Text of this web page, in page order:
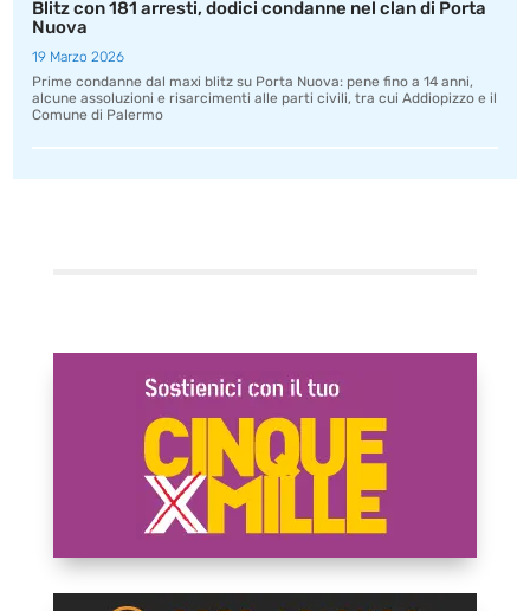
Blitz con 181 arresti, dodici condanne nel clan di Porta
Nuova
19 Marzo 2026
Prime condanne dal maxi blitz su Porta Nuova: pene fino a 14 anni,
alcune assoluzioni e risarcimenti alle parti civili, tra cui Addiopizzo e il
Comune di Palermo